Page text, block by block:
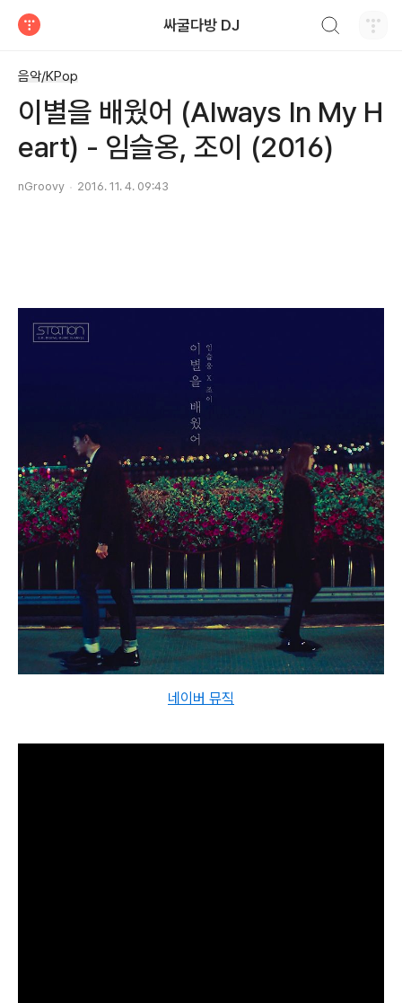
싸굴다방 DJ
음악/KPop
이별을 배웠어 (Always In My H
eart) - 임슬옹, 조이 (2016)
nGroovy 2016. 11. 4. 09:43
네이버 뮤직